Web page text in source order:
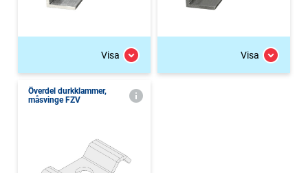
Visa Visa
Överdel durkklammer,
måsvinge FZV